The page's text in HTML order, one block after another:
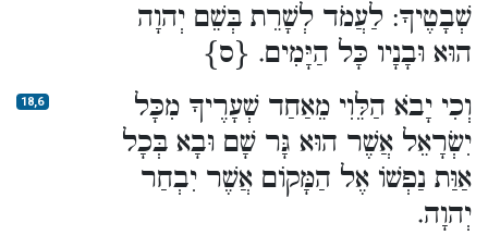
שְׁבָטֶיךָ: לַעֲמֹד לְשָׁרֵת בְּשֵׁם יְהוָה
הוּא וּבָנָיו כָּל הַיָּמִים. {ס}
18,6
וְכִי יָבֹא הַלֵּוִי מֵאַחַד שְׁעָרֶיךָ מִכָּל
יִשְׂרָאֵל אֲשֶׁר הוּא גָּר שָׁם וּבָא בְּכָל
אַוַּת נַפְשׁוֹ אֶל הַמָּקוֹם אֲשֶׁר יִבְחַר
יְהוָה.